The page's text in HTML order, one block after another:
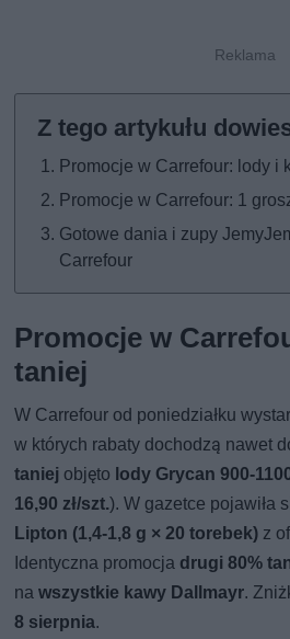
Promocje w Carrefour: lody i
Promocje w Carrefour: 1
Gotowe dania i zupy
Carrefour
Promocje w
taniej
W Carrefour od poniedziałku
w których rabaty dochodzą nawet
taniej objęto lody Grycan 900-
16,90 zł/szt.). W gazetce pojawiła
Lipton (1,4-1,8 g × 20 torebek) z
Identyczna promocja drugi 80%
nawszystkie kawy Dallmayr.
8 sierpnia.